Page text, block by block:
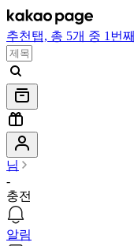
추천 탭, 총 5개 중 1번째
님
-
충전
알림